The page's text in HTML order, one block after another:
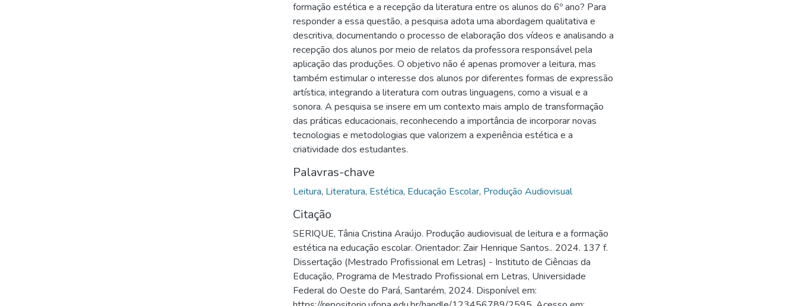
formação estética e a recepção da literatura entre os alunos do 6º ano? Para
responder a essa questão, a pesquisa adota uma abordagem qualitativa e
descritiva, documentando o processo de elaboração dos vídeos e analisando a
recepção dos alunos por meio de relatos da professora responsável pela
aplicação das produções. O objetivo não é apenas promover a leitura, mas
também estimular o interesse dos alunos por diferentes formas de expressão
artística, integrando a literatura com outras linguagens, como a visual e a
sonora. A pesquisa se insere em um contexto mais amplo de transformação
das práticas educacionais, reconhecendo a importância de incorporar novas
tecnologias e metodologias que valorizem a experiência estética e a
criatividade dos estudantes.
Palavras-chave
Leitura, Literatura, Estética, Educação Escolar, Produção Audiovisual
Citação
SERIQUE, Tânia Cristina Araújo. Produção audiovisual de leitura e a formação
estética na educação escolar. Orientador: Zair Henrique Santos.. 2024. 137 f.
Dissertação (Mestrado Profissional em Letras) - Instituto de Ciências da
Educação, Programa de Mestrado Profissional em Letras, Universidade
Federal do Oeste do Pará, Santarém, 2024. Disponível em: